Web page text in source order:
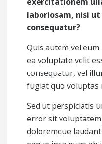
laboriosam, nisi
consequatur?
Quis autem vel
ea voluptate velit
consequatur, vel
fugiat quo voluptas
Sed ut perspiciatis
error sit voluptatem
doloremque